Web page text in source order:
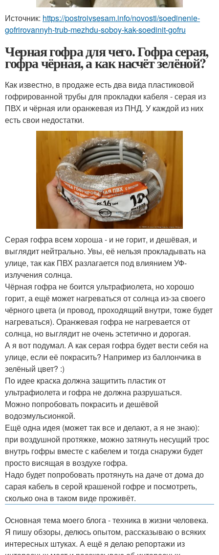
Источник: https://postroivsesam.info/novosti/soedinenie-
gofrirovannyh-trub-mezhdu-soboy-kak-soedinit-gofru
Черная гофра для чего. Гофра серая,
гофра чёрная, а как насчёт зелёной?
Как известно, в продаже есть два вида пластиковой
гофрированной трубы для прокладки кабеля - серая из
ПВХ и чёрная или оранжевая из ПНД. У каждой из них
есть свои недостатки.
Серая гофра всем хороша - и не горит, и дешёвая, и
выглядит нейтрально. Увы, её нельзя прокладывать на
улице, так как ПВХ разлагается под влиянием УФ-
излучения солнца.
Чёрная гофра не боится ультрафиолета, но хорошо
горит, а ещё может нагреваться от солнца из-за своего
чёрного цвета (и провод, проходящий внутри, тоже будет
нагреваться). Оранжевая гофра не нагревается от
солнца, но выглядит не очень эстетично и дорогая.
А я вот подумал. А как серая гофра будет вести себя на
улице, если её покрасить? Например из баллончика в
зелёный цвет? :)
По идее краска должна защитить пластик от
ультрафиолета и гофра не должна разрушаться.
Можно попробовать покрасить и дешёвой
водоэмульсионкой.
Ещё одна идея (может так все и делают, а я не знаю):
при воздушной протяжке, можно затянуть несущий трос
внутрь гофры вместе с кабелем и тогда снаружи будет
просто висящая в воздухе гофра.
Надо будет попробовать протянуть на даче от дома до
сарая кабель в серой крашеной гофре и посмотреть,
сколько она в таком виде проживёт.
Основная тема моего блога - техника в жизни человека.
Я пишу обзоры, делюсь опытом, рассказываю о всяких
интересных штуках. А ещё я делаю репортажи из